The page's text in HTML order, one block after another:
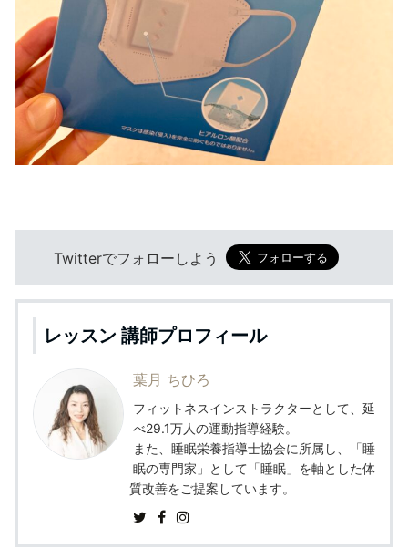
Twitterでフォローしよう
レッスン 講師プロフィール
葉月 ちひろ
フィットネスインストラクターとして、延
べ29.1万人の運動指導経験。
また、睡眠栄養指導士協会に所属し、「睡
眠の専門家」として「睡眠」を軸とした体
質改善をご提案しています。